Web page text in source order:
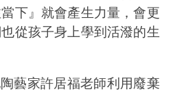
下』就會產生力量，會更
從孩子身上學到活潑的生
陶藝家許居福老師利用廢棄